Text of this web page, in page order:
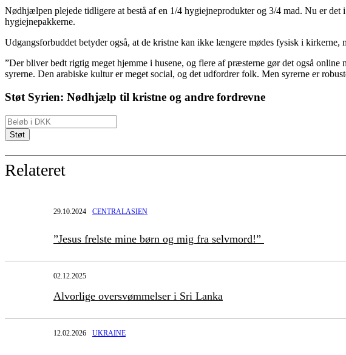
Nødhjælpen plejede tidligere at bestå af en 1/4 hygiejneprodukter og 3/4 mad. Nu er
hygiejnepakkerne.
Udgangsforbuddet betyder også, at de kristne kan ikke længere mødes fysisk i kirkerne,
”Der bliver bedt rigtig meget hjemme i husene, og flere af præsterne gør det også
syrerne. Den arabiske kultur er meget social, og det udfordrer folk. Men syrerne er
Støt Syrien: Nødhjælp til kristne og andre fordrevne
Relateret
29.10.2024 CENTRALASIEN
”Jesus frelste mine børn og mig fra selvmord!”
02.12.2025
Alvorlige oversvømmelser i Sri Lanka
12.02.2026 UKRAINE